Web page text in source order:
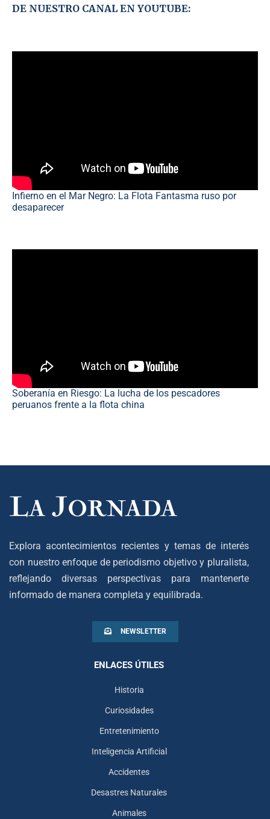
DE NUESTRO CANAL EN YOUTUBE:
Infierno en el Mar Negro: La Flota Fantasma ruso por
desaparecer
Soberanía en Riesgo: La lucha de los pescadores
peruanos frente a la flota china
Explora acontecimientos recientes y temas de interés
con nuestro enfoque de periodismo objetivo y pluralista,
reflejando diversas perspectivas para mantenerte
informado de manera completa y equilibrada.
NEWSLETTER
ENLACES ÚTILES
Historia
Curiosidades
Entretenimiento
Inteligencia Artificial
Accidentes
Desastres Naturales
Animales